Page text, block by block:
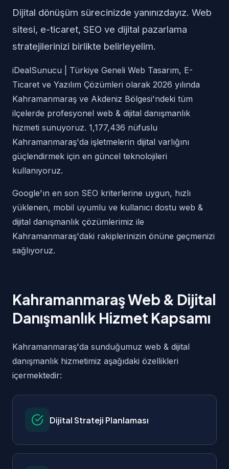
Dijital dönüşüm sürecinizde yanınızdayız. Web
sitesi, e-ticaret, SEO ve dijital pazarlama
stratejilerinizi birlikte belirleyelim.
iDealSunucu | Türkiye Geneli Web Tasarım, E-
Ticaret ve Yazılım Çözümleri olarak 2026 yılında
Kahramanmaraş ve Akdeniz Bölgesi'ndeki tüm
ilçelerde profesyonel web & dijital danışmanlık
hizmeti sunuyoruz. 1,177,436 nüfuslu
Kahramanmaraş'da işletmelerin dijital varlığını
güçlendirmek için en güncel teknolojileri
kullanıyoruz.
Google'ın en son SEO kriterlerine uygun, hızlı
yüklenen, mobil uyumlu ve kullanıcı dostu web &
dijital danışmanlık çözümlerimiz ile
Kahramanmaraş'daki rakiplerinizin önüne geçmenizi
sağlıyoruz.
Kahramanmaraş Web & Dijital
Danışmanlık Hizmet Kapsamı
Kahramanmaraş'da sunduğumuz web & dijital
danışmanlık hizmetimiz aşağıdaki özellikleri
içermektedir:
Dijital Strateji Planlaması